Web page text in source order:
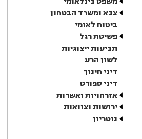
צבא ומשרד הבטחון
ביטוח לאומי
פשיטת רגל
תביעות ייצוגיות
לשון הרע
דיני חינוך
דיני ספורט
אזרחויות ואשרות
ירושות וצוואות
נוטריון